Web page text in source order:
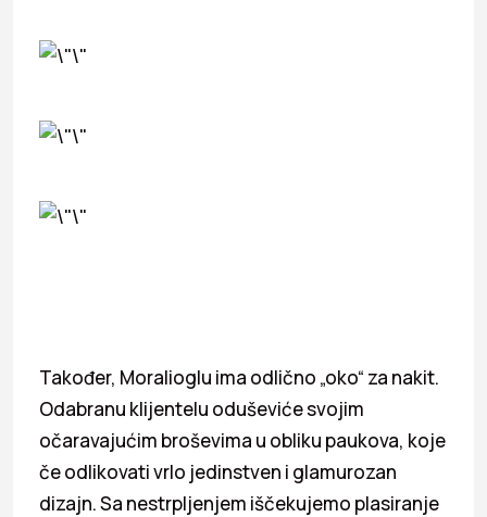
Također, Moralioglu ima odlično „oko“ za nakit.
Odabranu klijentelu oduševiće svojim
očaravajućim broševima u obliku paukova, koje
če odlikovati vrlo jedinstven i glamurozan
dizajn. Sa nestrpljenjem iščekujemo plasiranje